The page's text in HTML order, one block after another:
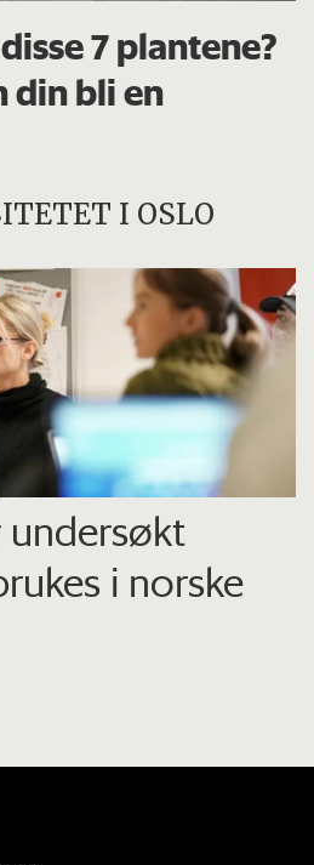
7 plantene?
din bli en
I OSLO
undersøkt
i norske